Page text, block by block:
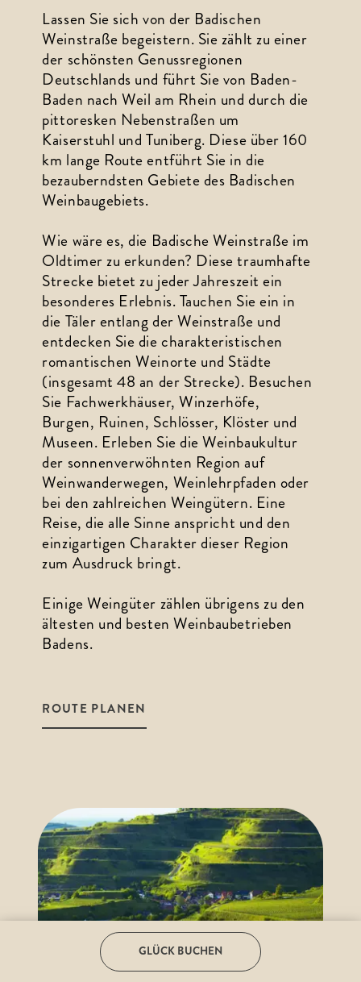
GLÜCK BUCHEN
Lassen Sie sich von der Badischen
Weinstraße begeistern. Sie zählt zu einer
der schönsten Genussregionen
Deutschlands und führt Sie von Baden-
Baden nach Weil am Rhein und durch die
pittoresken Nebenstraßen um
Kaiserstuhl und Tuniberg. Diese über 160
km lange Route entführt Sie in die
bezauberndsten Gebiete des Badischen
Weinbaugebiets.
Wie wäre es, die Badische Weinstraße im
Oldtimer zu erkunden? Diese traumhafte
Strecke bietet zu jeder Jahreszeit ein
besonderes Erlebnis. Tauchen Sie ein in
die Täler entlang der Weinstraße und
entdecken Sie die charakteristischen
romantischen Weinorte und Städte
(insgesamt 48 an der Strecke). Besuchen
Sie Fachwerkhäuser, Winzerhöfe,
Burgen, Ruinen, Schlösser, Klöster und
Museen. Erleben Sie die Weinbaukultur
der sonnenverwöhnten Region auf
Weinwanderwegen, Weinlehrpfaden oder
bei den zahlreichen Weingütern. Eine
Reise, die alle Sinne anspricht und den
einzigartigen Charakter dieser Region
zum Ausdruck bringt.
Einige Weingüter zählen übrigens zu den
ältesten und besten Weinbaubetrieben
Badens.
ROUTE PLANEN